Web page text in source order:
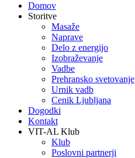
Domov
Storitve
Masaže
Naprave
Delo z energijo
Izobraževanje
Vadbe
Prehransko svetovanje
Urnik vadb
Cenik Ljubljana
Dogodki
Kontakt
VIT-AL Klub
Klub
Poslovni partnerji